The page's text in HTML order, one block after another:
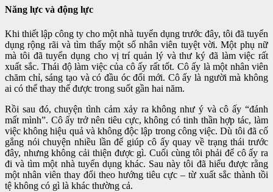
Năng lực và động lực
Khi thiết lập công ty cho một nhà tuyển dụng trước đây, tôi đã tuyển
dụng rộng rãi và tìm thấy một số nhân viên tuyệt vời. Một phụ nữ
mà tôi đã tuyển dụng cho vị trí quản lý và thư ký đã làm việc rất
xuất sắc. Thái độ làm việc của cô ấy rất tốt. Cô ấy là một nhân viên
chăm chỉ, sáng tạo và có đầu óc đổi mới. Cô ấy là người mà không
ai có thể thay thế được trong suốt gần hai năm.
Rồi sau đó, chuyện tình cảm xảy ra không như ý và cô ấy “đánh
mất mình”. Cô ấy trở nên tiêu cực, không có tinh thần hợp tác, làm
việc không hiệu quả và không độc lập trong công việc. Dù tôi đã cố
gắng nói chuyện nhiều lần để giúp cô ấy quay về trạng thái trước
đây, nhưng không cải thiện được gì. Cuối cùng tôi phải để cô ấy ra
đi và tìm một nhà tuyển dụng khác. Sau này tôi đã hiểu được rằng
một nhân viên thay đổi theo hướng tiêu cực – từ xuất sắc thành tồi
tệ không có gì là khác thường cả.